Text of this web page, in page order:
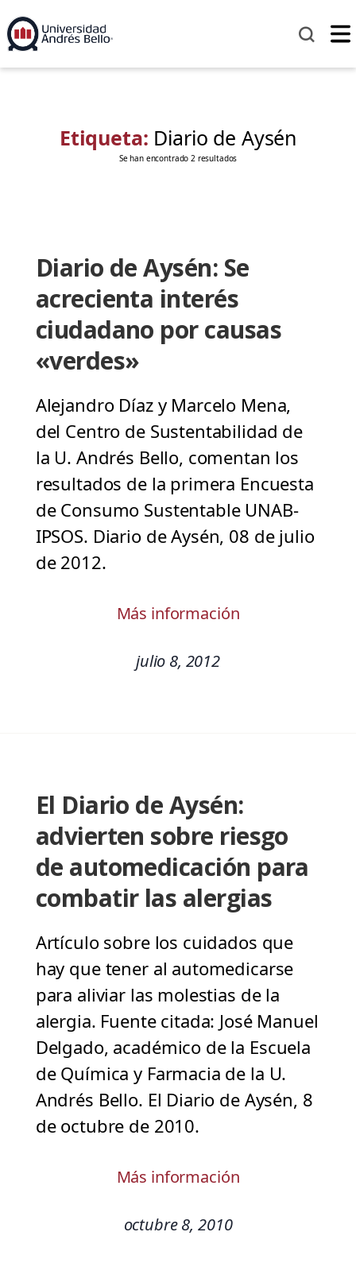
Etiqueta: Diario de Aysén
Se han encontrado 2 resultados
Diario de Aysén: Se
acrecienta interés
ciudadano por causas
«verdes»
Alejandro Díaz y Marcelo Mena,
del Centro de Sustentabilidad de
la U. Andrés Bello, comentan los
resultados de la primera Encuesta
de Consumo Sustentable UNAB-
IPSOS. Diario de Aysén, 08 de julio
de 2012.
Más información
julio 8, 2012
El Diario de Aysén:
advierten sobre riesgo
de automedicación para
combatir las alergias
Artículo sobre los cuidados que
hay que tener al automedicarse
para aliviar las molestias de la
alergia. Fuente citada: José Manuel
Delgado, académico de la Escuela
de Química y Farmacia de la U.
Andrés Bello. El Diario de Aysén, 8
de octubre de 2010.
Más información
octubre 8, 2010